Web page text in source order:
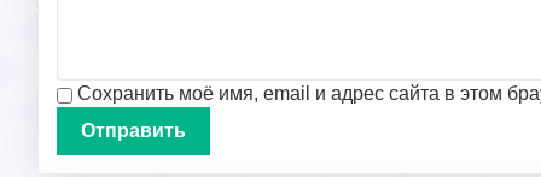
Сохранить моё имя, email и адрес сайта в этом